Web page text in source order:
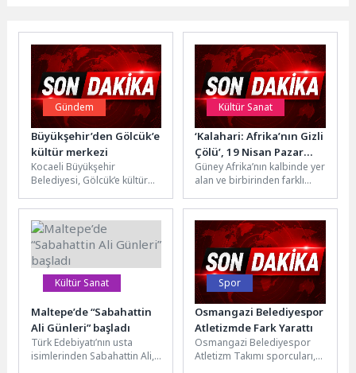
Gündem
Büyükşehir’den Gölcük’e
kültür merkezi
Kocaeli Büyükşehir
Belediyesi, Gölcük’e kültür
sürecini başlattı. Kültür
merkezini inşa edecek...
Kültür Sanat
‘Kalahari: Afrika’nın Gizli
Çölü’, 19 Nisan Pazar
20.00’de National
Geographic WILD
Ekranlarında
Güney Afrika’nın kalbinde yer
alan ve birbirinden farklı
kadim çöl Kalahari, yüzeyinin
altındakilere...
Kültür Sanat
Maltepe’de “Sabahattin
Ali Günleri” başladı
Türk Edebiyatı’nın usta
isimlerinden Sabahattin Ali,
Spor
Osmangazi Belediyespor
Atletizmde Fark Yarattı
Osmangazi Belediyespor
Atletizm Takımı sporcuları,